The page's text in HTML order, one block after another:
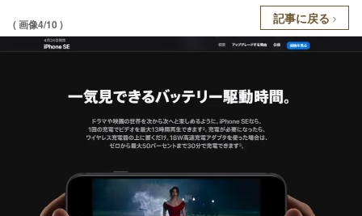
( 画像4/10 ) 記事に戻る